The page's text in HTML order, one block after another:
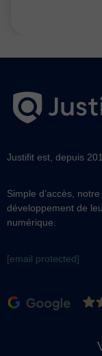
Justifit est, depuis
Simple d’accès,
développement de
numérique.
[email protected]